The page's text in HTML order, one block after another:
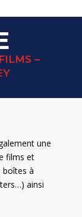
–
une
films et
boîtes à
ainsi